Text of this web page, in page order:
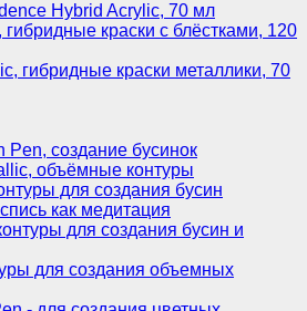
Hybrid Acrylic, 70 мл
краски с блёстками, 120
гибридные краски металлики, 70
создание бусинок
объёмные контуры
для создания бусин
как медитация
для создания бусин и
для создания объемных